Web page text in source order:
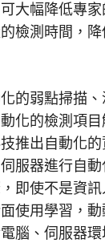
大幅降低專家
檢測時間，
的弱點掃描、
化的檢測項目
推出自動化
服器進行自動
即使不是資
使用學習，
腦、伺服器